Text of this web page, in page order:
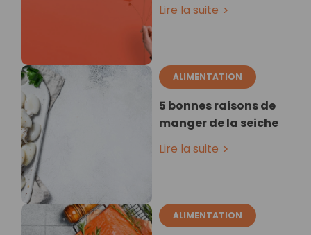
Lire la suite
ALIMENTATION
5 bonnes raisons de
manger de la seiche
Lire la suite
ALIMENTATION